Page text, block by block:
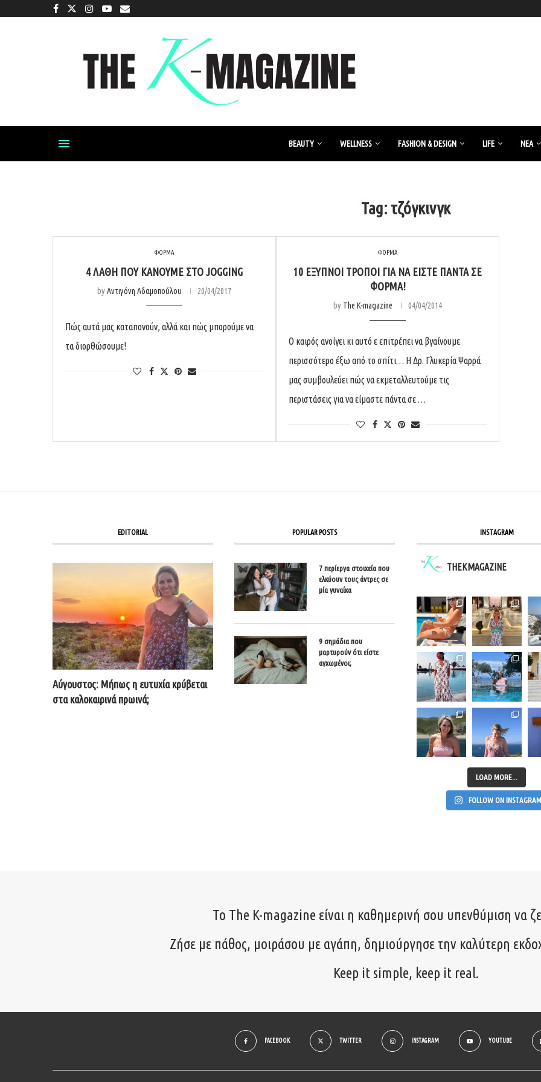
BEAUTY WELLNESS FASHION & DESIGN LIFE ΝΈΑ
Tag: τζόγκινγκ
ΦΟΡΜΑ
4 ΛΆΘΗ ΠΟΥ ΚΆΝΟΥΜΕ ΣΤΟ JOGGING
byΑντιγόνη Αδαμοπούλου 20/04/2017
Πώς αυτά μας καταπονούν, αλλά και πώς μπορούμε να
τα διορθώσουμε!
ΦΟΡΜΑ
10 ΈΞΥΠΝΟΙ ΤΡΌΠΟΙ ΓΙΑ ΝΑ ΕΊΣΤΕ ΠΆΝΤΑ ΣΕ
ΦΌΡΜΑ!
by The K-magazine 04/04/2014
Ο καιρός ανοίγει κι αυτό ε επιτρέπει να βγαίνουμε
περισσότερο έξω από το σπίτι… Η Δρ. Γλυκερία Ψαρρά
μας συμβουλεύει πώς να εκμεταλλευτούμε τις
περιστάσεις για να είμαστε πάντα σε …
EDITORIAL
Αύγουστος: Μήπως η ευτυχία κρύβεται
στα καλοκαιρινά πρωινά;
POPULAR POSTS
7 περίεργα στοιχεία που
ελκύουν τους άντρες σε
μία γυναίκα
9 σημάδια που
μαρτυρούν ότι είστε
αγχωμένοι;
INSTAGRAM
THEKMAGAZINE
LOAD MORE...
FOLLOW ON INSTAGRAM
Το The K-magazine είναι η καθημερινή σου υπενθύμιση να
Ζήσε με πάθος, μοιράσου με αγάπη, δημιούργησε την καλύτερη
Keep it simple, keep it real.
FACEBOOK TWITTER INSTAGRAM YOUTUBE